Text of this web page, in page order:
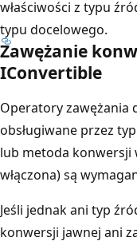
właściwości z typu
typu docelowego.
Zawężanie
IConvertible
Operatory zawężania
obsługiwane przez
lub metoda konwersji
włączona) są
Jeśli jednak ani typ
konwersji jawnej ani